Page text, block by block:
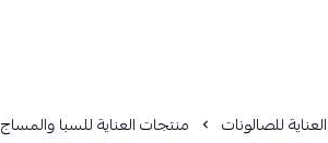
للصالونات منتجات العناية للسبا والمساج